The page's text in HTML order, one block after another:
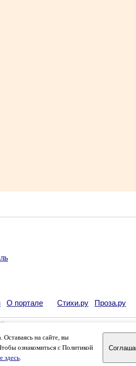
на сайте, вы
ознакомиться с Политикой
здесь.
О портале Стихи.ру Проза.ру
на основании
вы можете обратиться на его авторской
обрабатываются на основании
миллионов страниц по данным счетчика